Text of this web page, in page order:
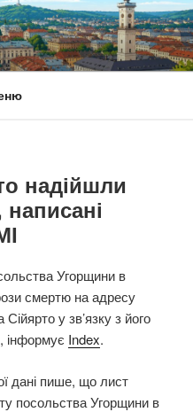
надійшли
Угорщини в
смертю на адресу
у зв’язку з його
інформує Index.
дані пише, що лист
посольства Угорщини в